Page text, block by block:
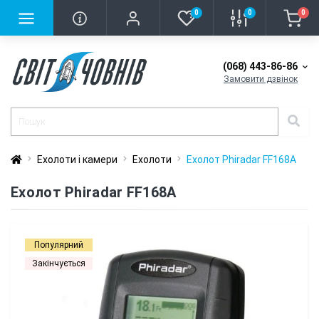
0 0 0
(068) 443-86-86
Замовити дзвінок
Ехолоти і камери Ехолоти Еxолот Phiradar FF168A
Еxолот Phiradar FF168A
Популярний
Закінчується